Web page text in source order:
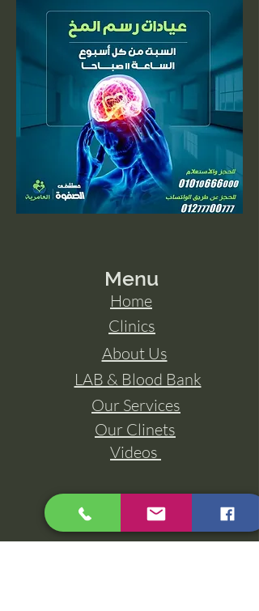
Menu
Home
Clinics
About Us
LAB & Blood Bank
Our Services
Our Clinets
Videos
Contact Us